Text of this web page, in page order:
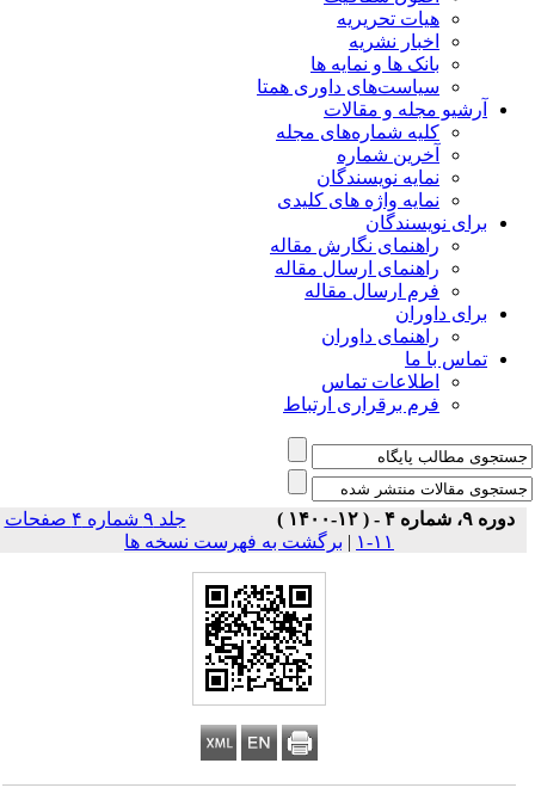
هیات تحریریه
اخبار نشریه
بانک ها و نمایه ها
سیاست‌های داوری همتا
مجله و مقالات
کلیه شماره‌های مجله
آخرین شماره
نمایه نویسندگان
نمایه واژه های کلیدی
نویسندگان
راهنمای نگارش مقاله
راهنمای ارسال مقاله
فرم ارسال مقاله
داوران
راهنمای داوران
با ما
اطلاعات تماس
فرم برقراری ارتباط
جلد ۹ شماره ۴ صفحات
برگشت به فهرست نسخه ها